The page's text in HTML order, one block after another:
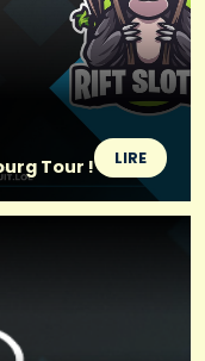
Tour !
LIRE